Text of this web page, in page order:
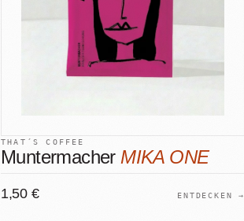
THAT´S COFFEE
Muntermacher MIKA ONE
1,50 € ENTDECKEN →